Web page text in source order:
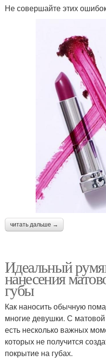
Не совершайте этих
читать дальше →
Идеальный
нанесения
губы
Как наносить обычную
многие девушки. С
есть несколько важных
которых не получится
покрытие на губах.